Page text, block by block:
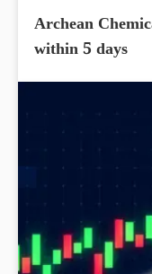
Archean
within 5 days